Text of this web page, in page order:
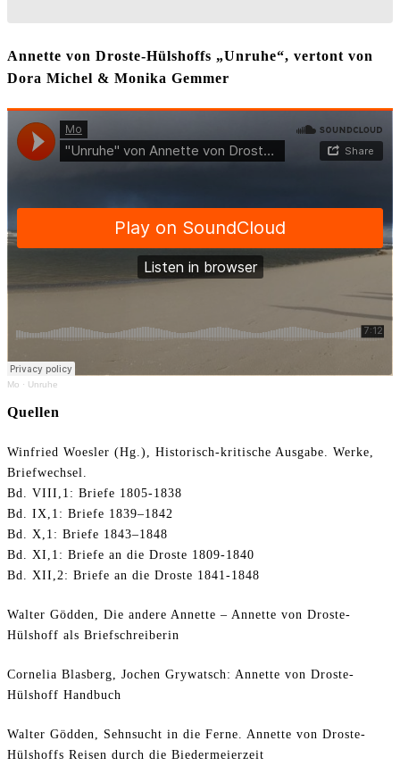
Annette von Droste-Hülshoffs „Unruhe“, vertont von
Dora Michel & Monika Gemmer
Mo · Unruhe
Quellen
Winfried Woesler (Hg.), Historisch-kritische Ausgabe. Werke,
Briefwechsel.
Bd. VIII,1: Briefe 1805-1838
Bd. IX,1: Briefe 1839–1842
Bd. X,1: Briefe 1843–1848
Bd. XI,1: Briefe an die Droste 1809-1840
Bd. XII,2: Briefe an die Droste 1841-1848
Walter Gödden, Die andere Annette – Annette von Droste-
Hülshoff als Briefschreiberin
Cornelia Blasberg, Jochen Grywatsch: Annette von Droste-
Hülshoff Handbuch
Walter Gödden, Sehnsucht in die Ferne. Annette von Droste-
Hülshoffs Reisen durch die Biedermeierzeit